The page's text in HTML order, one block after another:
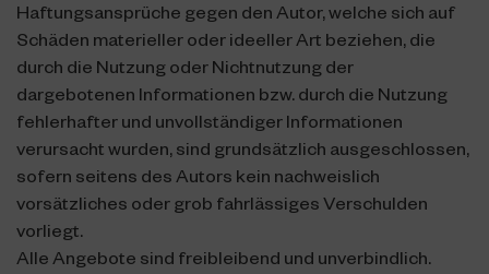
Haftungsansprüche gegen den Autor, welche sich auf
Schäden materieller oder ideeller Art beziehen, die
durch die Nutzung oder Nichtnutzung der
dargebotenen Informationen bzw. durch die Nutzung
fehlerhafter und unvollständiger Informationen
verursacht wurden, sind grundsätzlich ausgeschlossen,
sofern seitens des Autors kein nachweislich
vorsätzliches oder grob fahrlässiges Verschulden
vorliegt.
Alle Angebote sind freibleibend und unverbindlich.